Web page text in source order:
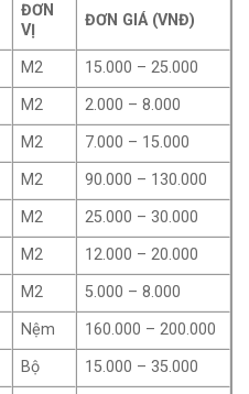
ĐƠN
VỊ
ĐƠN GIÁ (VNĐ)
M2
15.000 – 25.000
M2
2.000 – 8.000
M2
7.000 – 15.000
M2
90.000 – 130.000
M2
25.000 – 30.000
M2
12.000 – 20.000
M2
5.000 – 8.000
Nệm
160.000 – 200.000
Bộ
15.000 – 35.000